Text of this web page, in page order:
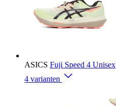
ASICS Fuji Speed 4 Unisex
4 varianten